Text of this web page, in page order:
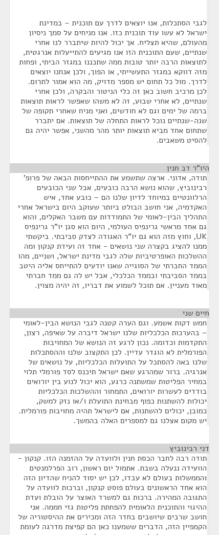
לגבי הסתכלות, אנו יוצאים לדרך עם תוכנית – במדינת
ישראל לא עשו עוד תוכנית כזו. אנו מניחים על סמך ניסיון
מהעולם, שהיא תצליח. אך יכול להיות שיתברר לנו אחרי
שנתיים, שעם התוכנית הזו אנו מגיעים להתייעלות אנרגטית,
לתוצאות הרבה יותר טובות ממה שתכננו במגזר הביתי, ופחות
מזה דווקא במגזר התעשייתי, או הפוך, ולכן אנחנו יוצאים
לדרך. מול כל תחום יש מספר מדויק, מה הוא אמור לתרום.
לכן מרכיב חשוב כאן זה כלי הניטור והבקרה, ולכן אחרי
שנתיים, לא אחרי שבוע, זה לא משהו שאפשר לראות תוצאות
ברמה של ימים וגם לא חודשים, ואני מניח שאחרי תקופה של
שנה-שנתיים נוכל לראות התחלה של תוצאות. אם יתברר
שתחום אחד מביא תוצאות יותר מהר מהשני, אפשר יהיה גם
להסיט משאבים.
היו"ר דב חנין
תודה, אדוני. ארצה שתשמע את ההתייחסות הבאה של פרופ'
רבינוביץ, שהוא נושא הרבה כובעים, אבל שני הכובעים
הרלוונטיים במיוחד לדיון שלנו הם – כובע אחד, איש
האקדמיה, אני חושב הבולט ביותר שעוקב היום בישראל אחרי
התהליך הבין-לאומי של התמודדות עם משבר האקלים, והוא
גם אחד מראשי גרינפיס העולמי, היום הוא סגן יו"ר גרינפיס
UK, וחוץ מזה הוא גם יו"ר האגודה לצדק סביבתי. ביקשתי
ממנו להציג בקצרה שני נושאים - אחד זה ועידת קנקון ומה
ההשלכות האופרטיביות שלה לגבי מדינת ישראל, ושניים, מהו
הממד החברתי של הסוגייה שאנו יודעים להתייחס אליה היטב
בממד הסביבתי ובממד הכלכלי, אבל יש לה גם ממד חברתי
מאוד מעניין. אם תוכל לשמוע את דבריו, זה יהיה מצוין.
חיים שני
חמש דקות אשמע. וגם הערה קטנה לגבי הנושא הבין-לאומי
– בהערכות הכלכליות שלנו ישראל דיברה על שאיפה, רצון,
התקדמות וכדומה. נכון לרגע זה הנושא של המחויבות
הפורמלית לא הוגדר עדיין. לכן התקצוב שלנו וההסתכלות
שלנו באה להסתכל על התועלות הכלכליות, על נושאים של
אנרגיה. ברור שמהרגע שאם ישראל תיכנס לסד פורמלי תלוי
במחיר הפליטות שמשתנה כרגע, הוא יכול לנוע בין יורואים
בודדים לעשרות יורואים, התמחור וההשלכות הכלכליות
יכולות להשתנות כפוף מבחינת התועלת ו/או נזק למשק,
כמובן, יכולים להשתנות, אם לישראל תהיה מחויבות פורמלית.
יש מקום אצלנו גם למספרים האלה בהמשך.
דני רבינוביץ
תודה רבה לחבר הכסת חנין ולוועדה על ההזמנה הזו. קנקון -
הוועידה ננעלה בשבת. אתמול יום ראשון, רוב הפרלמנטים
והממשלות בעולם לא עבדו, לכן יש יסוד להניח שהדיון הזה
הוא אחד הראשונים בעולם פוסט קנקון, וברכות לוועדה על
התגובה המהירה. ברכות גם למשרד האוצר על הובלת ועדת
ההיגוי והתוכנית הלאומית להפחתת פליטות גזי חממה. אני
חושב שרבים שיושבים בחדר הזה ומכירים את ההיסטוריה של
הקמפיין הזה, הדברים ששמענו כאן הם קפיצת מדרגה לעומת